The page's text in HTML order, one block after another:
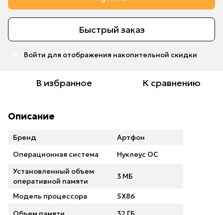
Быстрый заказ
Войти для отображения накопительной скидки
В избранное К сравнению
Описание
Бренд
Артфон
Операционная система
Нуклеус ОС
Установленный объем
оперативной памяти
3 МБ
Модель процессора
5X86